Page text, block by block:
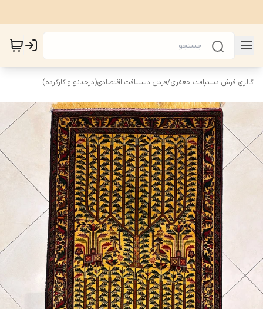
گالری فرش دستبافت جعفری/فرش دستبافت اقتصادی(درحدنو و کارکرده)